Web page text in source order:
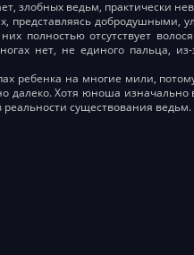
злобных ведьм, практически
представляясь добродушными,
полностью отсутствует
нет, не единого пальца,
ребенка на многие мили,
далеко. Хотя юноша
реальности существования ведьм.